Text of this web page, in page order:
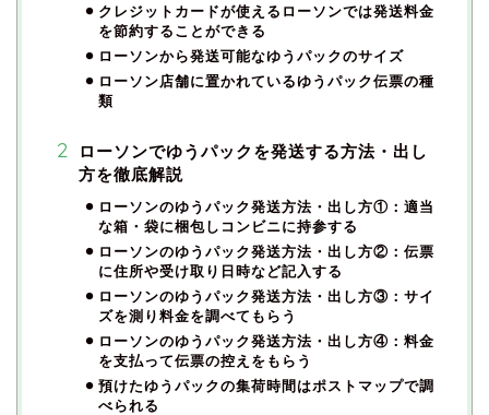
クレジットカードが使えるローソンでは発送料金
を節約することができる
ローソンから発送可能なゆうパックのサイズ
ローソン店舗に置かれているゆうパック伝票の種
類
ローソンでゆうパックを発送する方法・出し
方を徹底解説
ローソンのゆうパック発送方法・出し方①：適当
な箱・袋に梱包しコンビニに持参する
ローソンのゆうパック発送方法・出し方②：伝票
に住所や受け取り日時など記入する
ローソンのゆうパック発送方法・出し方③：サイ
ズを測り料金を調べてもらう
ローソンのゆうパック発送方法・出し方④：料金
を支払って伝票の控えをもらう
預けたゆうパックの集荷時間はポストマップで調
べられる